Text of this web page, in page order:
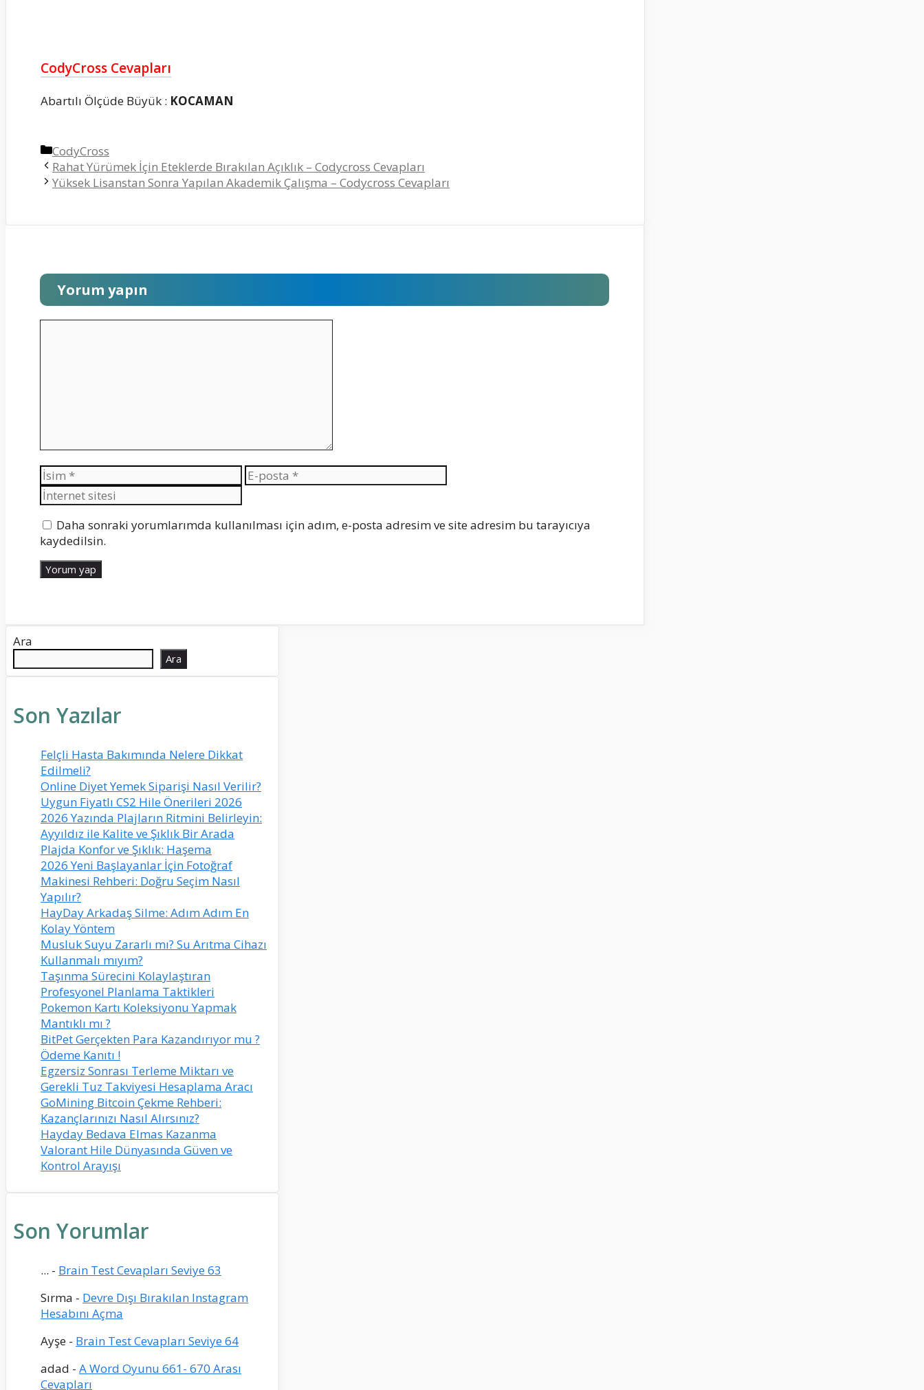
CodyCross Cevapları
Abartılı Ölçüde Büyük : KOCAMAN
Kategoriler
CodyCross
Rahat Yürümek İçin Eteklerde Bırakılan Açıklık – Codycross Cevapları
Yüksek Lisanstan Sonra Yapılan Akademik Çalışma – Codycross Cevapları
Yorum yapın
İsim
E-
posta
sitesi
Daha sonraki yorumlarımda kullanılması için adım, e-posta adresim ve site adresim bu tarayıcıya
kaydedilsin.
Ara
Ara
Son Yazılar
Felçli Hasta Bakımında Nelere Dikkat
Edilmeli?
Online Diyet Yemek Siparişi Nasıl Verilir?
Uygun Fiyatlı CS2 Hile Önerileri 2026
2026 Yazında Plajların Ritmini Belirleyin:
Ayyıldız ile Kalite ve Şıklık Bir Arada
Plajda Konfor ve Şıklık: Haşema
2026 Yeni Başlayanlar İçin Fotoğraf
Makinesi Rehberi: Doğru Seçim Nasıl
Yapılır?
HayDay Arkadaş Silme: Adım Adım En
Kolay Yöntem
Musluk Suyu Zararlı mı? Su Arıtma Cihazı
Kullanmalı mıyım?
Taşınma Sürecini Kolaylaştıran
Profesyonel Planlama Taktikleri
Pokemon Kartı Koleksiyonu Yapmak
Mantıklı mı ?
BitPet Gerçekten Para Kazandırıyor mu ?
Ödeme Kanıtı !
Egzersiz Sonrası Terleme Miktarı ve
Gerekli Tuz Takviyesi Hesaplama Aracı
GoMining Bitcoin Çekme Rehberi:
Kazançlarınızı Nasıl Alırsınız?
Hayday Bedava Elmas Kazanma
Valorant Hile Dünyasında Güven ve
Kontrol Arayışı
Son Yorumlar
... - Brain Test Cevapları Seviye 63
Sırma - Devre Dışı Bırakılan Instagram
Hesabını Açma
Ayşe - Brain Test Cevapları Seviye 64
adad - A Word Oyunu 661- 670 Arası
Cevapları